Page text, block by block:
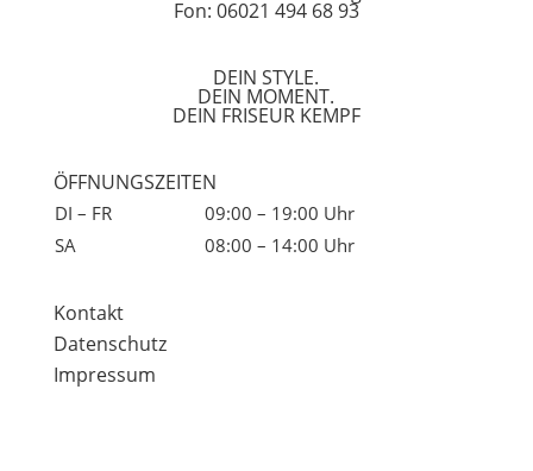
Fon: 06021 494 68 93
DEIN STYLE.
DEIN MOMENT.
DEIN FRISEUR KEMPF
ÖFFNUNGSZEITEN
DI – FR
09:00 – 19:00 Uhr
SA
08:00 – 14:00 Uhr
Kontakt
Datenschutz
Impressum